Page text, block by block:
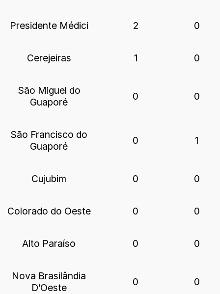
Presidente Médici 2 0
Cerejeiras 1 0
São Miguel do
Guaporé
0 0
São Francisco do
Guaporé
0 1
Cujubim 0 0
Colorado do Oeste 0 0
Alto Paraíso 0 0
Nova Brasilândia
D’Oeste
0 0